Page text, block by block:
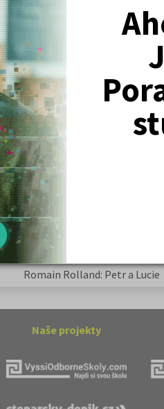
farmacie
vědy
vztahy
Kritika hry M. L. King v
divadle
Základní charakteristiky
a geografie sídel
Romain Rolland: Petr a Lucie
Naše projekty